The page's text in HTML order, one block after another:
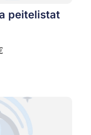
peitelistat